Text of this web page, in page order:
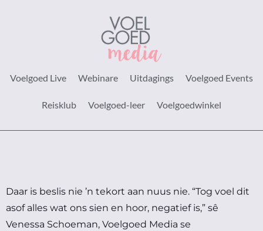
Voelgoed Live Webinare Uitdagings Voelgoed Events
Reisklub Voelgoed-leer Voelgoedwinkel
Daar is beslis nie ’n tekort aan nuus nie. “Tog voel dit
asof alles wat ons sien en hoor, negatief is,” sê
Venessa Schoeman, Voelgoed Media se